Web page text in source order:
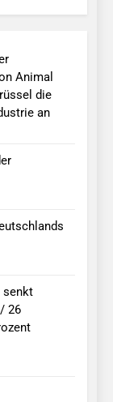
Animal
die
an
senkt
26